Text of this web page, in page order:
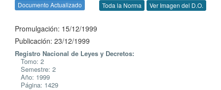
Documento Actualizado Toda la Norma Ver Imagen del D.O.
Promulgación: 15/12/1999
Publicación: 23/12/1999
Registro Nacional de Leyes y Decretos:
Tomo: 2
Semestre: 2
Año: 1999
Página: 1429